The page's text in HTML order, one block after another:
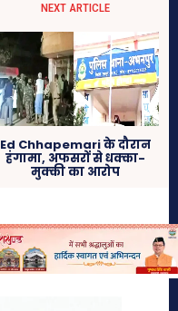
NEXT ARTICLE
Ed Chhapemari के दौरान
हंगामा, अफसरों से धक्का-
मुक्की का आरोप